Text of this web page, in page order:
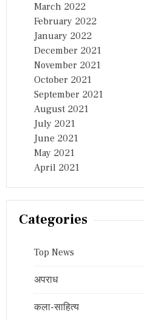
March 2022
February 2022
January 2022
December 2021
November 2021
October 2021
September 2021
August 2021
July 2021
June 2021
May 2021
April 2021
Categories
Top News
अपराध
कला-साहित्य